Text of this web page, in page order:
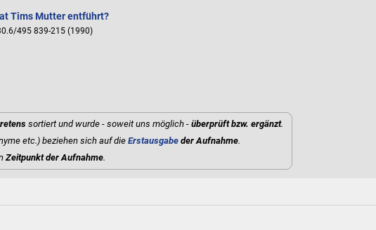
Tims Mutter entführt?
495 839-215 (1990)
sortiert und wurde - soweit uns möglich - überprüft bzw. ergänzt.
etc.) beziehen sich auf die Erstausgabeder Aufnahme.
Zeitpunkt der Aufnahme.